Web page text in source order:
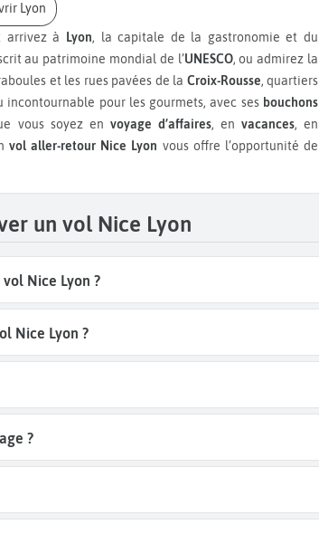
Lyon
arrivez à Lyon, la capitale de la gastronomie et du
au patrimoine mondial de l’UNESCO, ou admirez la
et les rues pavées de la Croix-Rousse, quartiers
pour les gourmets, avec ses bouchons
vous soyez en voyage d’affaires, en vacances, en
vol aller-retour Nice Lyon vous offre l’opportunité de
un vol Nice Lyon
Nice Lyon ?
Nice Lyon ?
?